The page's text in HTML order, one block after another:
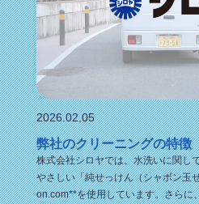
2026.02.05
弊社のクリーニングの特徴
株式会社シロヤでは、水洗いに関し
やさしい「純せっけん（シャボン玉
on.com**を使用しています。さらに